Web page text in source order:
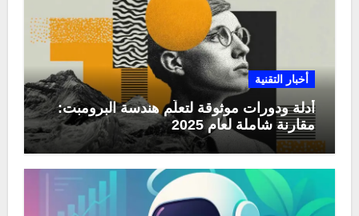
أخبار التقنية
أدلة ودورات موثوقة لتعلّم هندسة البرومبت:
مقارنة شاملة لعام 2025